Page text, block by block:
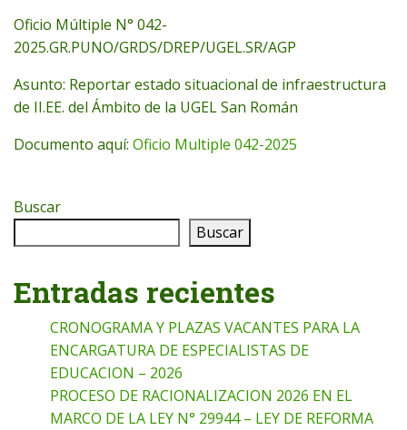
Oficio Múltiple N° 042-
2025.GR.PUNO/GRDS/DREP/UGEL.SR/AGP
Asunto: Reportar estado situacional de infraestructura
de II.EE. del Ámbito de la UGEL San Román
Documento aquí: Oficio Multiple 042-2025
Buscar
Buscar
Entradas recientes
CRONOGRAMA Y PLAZAS VACANTES PARA LA
ENCARGATURA DE ESPECIALISTAS DE
EDUCACION – 2026
PROCESO DE RACIONALIZACION 2026 EN EL
MARCO DE LA LEY N° 29944 – LEY DE REFORMA